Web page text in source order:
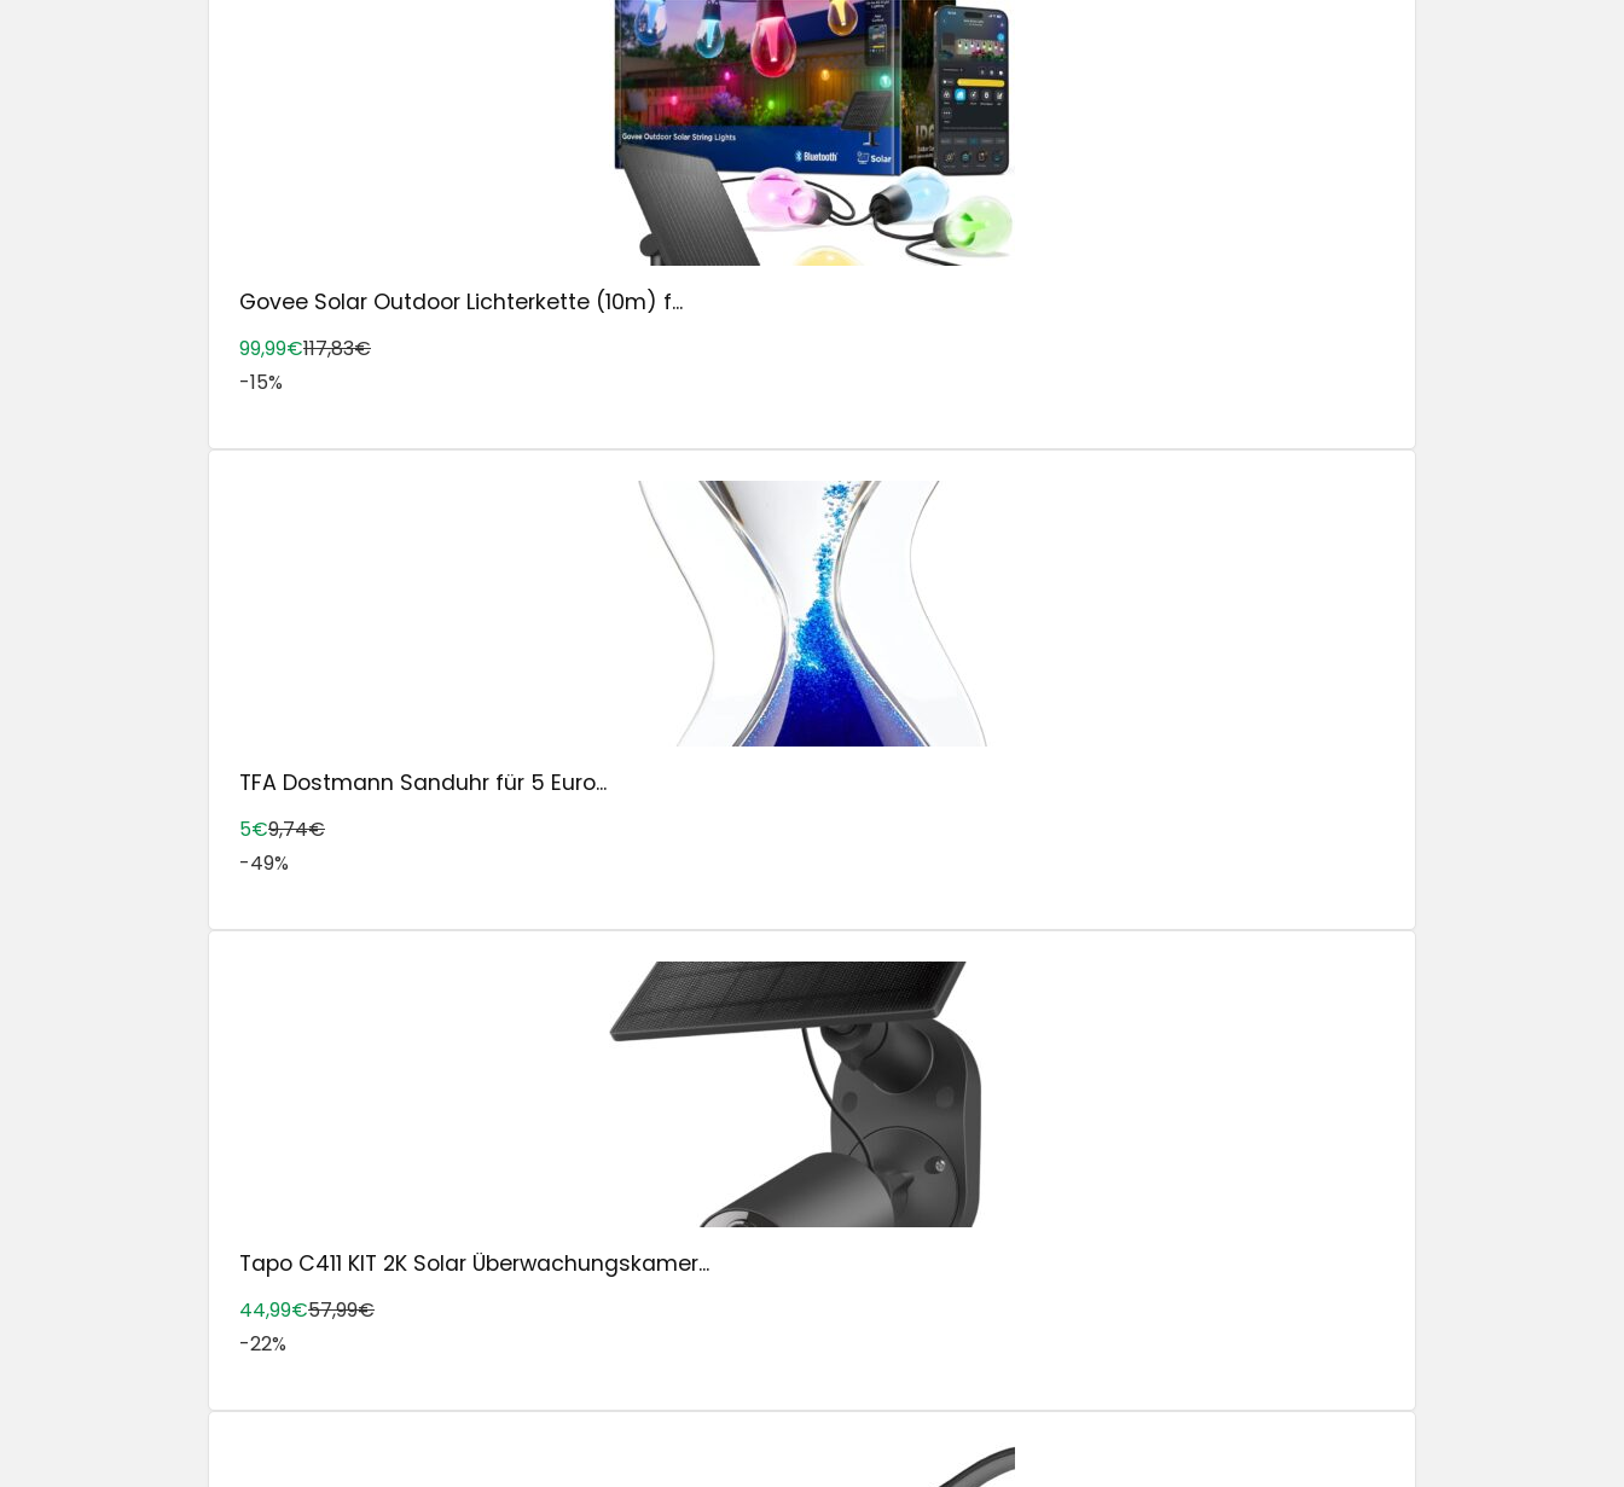
Govee Solar Outdoor Lichterkette (10m) f...
99,99€117,83€
-15%
TFA Dostmann Sanduhr für 5 Euro...
5€9,74€
-49%
Tapo C411 KIT 2K Solar Überwachungskamer...
44,99€57,99€
-22%